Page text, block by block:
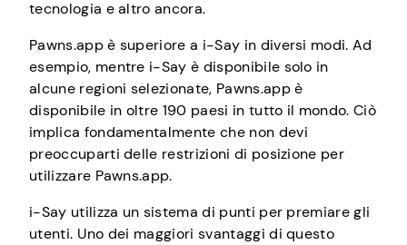
tecnologia e altro ancora.
Pawns.app è superiore a i-Say in diversi modi. Ad
esempio, mentre i-Say è disponibile solo in
alcune regioni selezionate, Pawns.app è
disponibile in oltre 190 paesi in tutto il mondo. Ciò
implica fondamentalmente che non devi
preoccuparti delle restrizioni di posizione per
utilizzare Pawns.app.
i-Say utilizza un sistema di punti per premiare gli
utenti. Uno dei maggiori svantaggi di questo